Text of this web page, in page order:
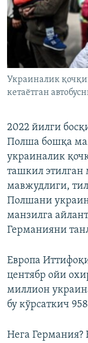
Украиналик
кетаётган
2022 йилги
Полша бошқа
украиналик
ташкил
мавжудлиги,
Полшани
манзилга
Германияни
Европа
центябр ойи
миллион
бу кўрсаткич
Нега Германия?